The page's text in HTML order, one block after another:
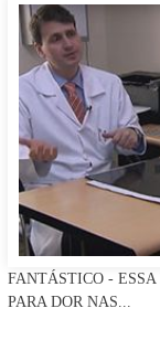
FANTÁSTICO - ESSA
PARA DOR NAS...